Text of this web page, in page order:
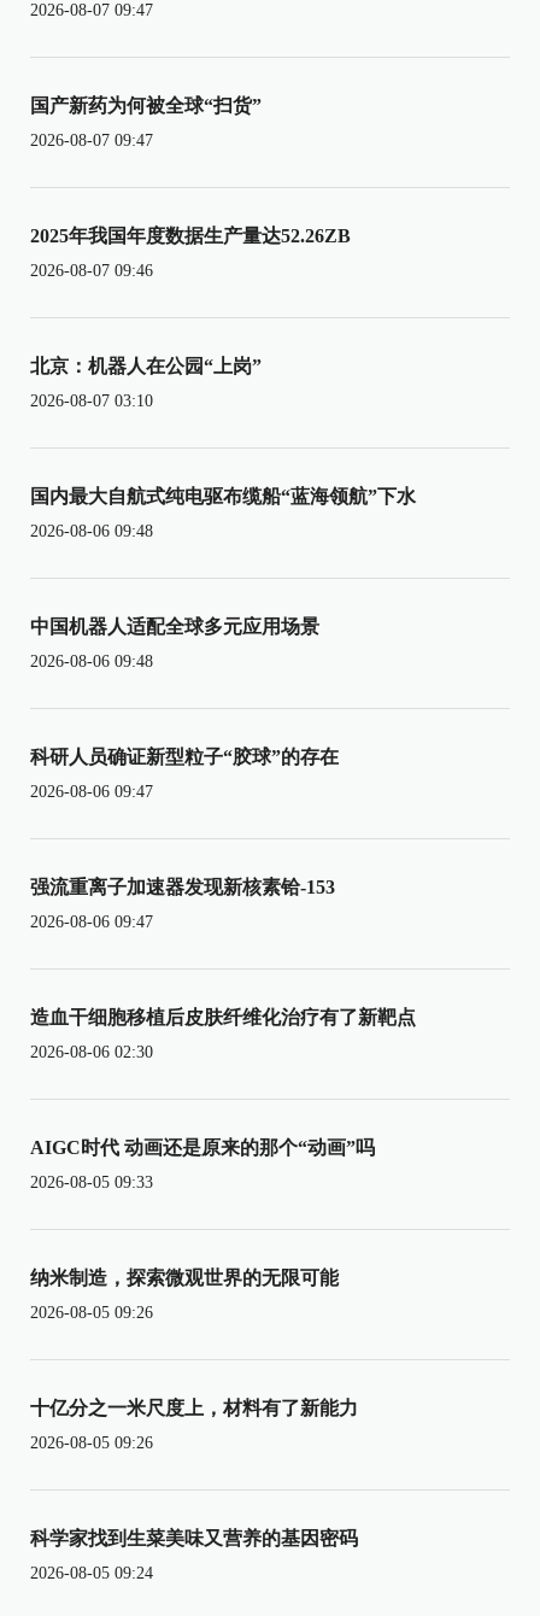
2026-08-07 09:47
国产新药为何被全球“扫货”
2026-08-07 09:47
2025年我国年度数据生产量达52.26ZB
2026-08-07 09:46
北京：机器人在公园“上岗”
2026-08-07 03:10
国内最大自航式纯电驱布缆船“蓝海领航”下水
2026-08-06 09:48
中国机器人适配全球多元应用场景
2026-08-06 09:48
科研人员确证新型粒子“胶球”的存在
2026-08-06 09:47
强流重离子加速器发现新核素铪-153
2026-08-06 09:47
造血干细胞移植后皮肤纤维化治疗有了新靶点
2026-08-06 02:30
AIGC时代 动画还是原来的那个“动画”吗
2026-08-05 09:33
纳米制造，探索微观世界的无限可能
2026-08-05 09:26
十亿分之一米尺度上，材料有了新能力
2026-08-05 09:26
科学家找到生菜美味又营养的基因密码
2026-08-05 09:24